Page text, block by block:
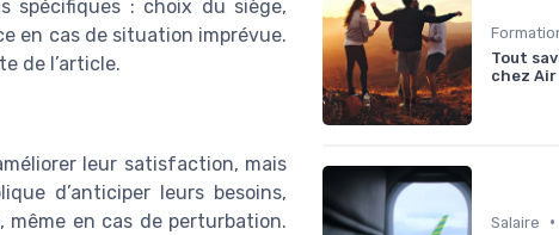
spécifiques : choix du siège,
en cas de situation imprévue.
de l’article.
leur satisfaction, mais
d’anticiper leurs besoins,
en cas de perturbation.
Tout
chez
Salaire •